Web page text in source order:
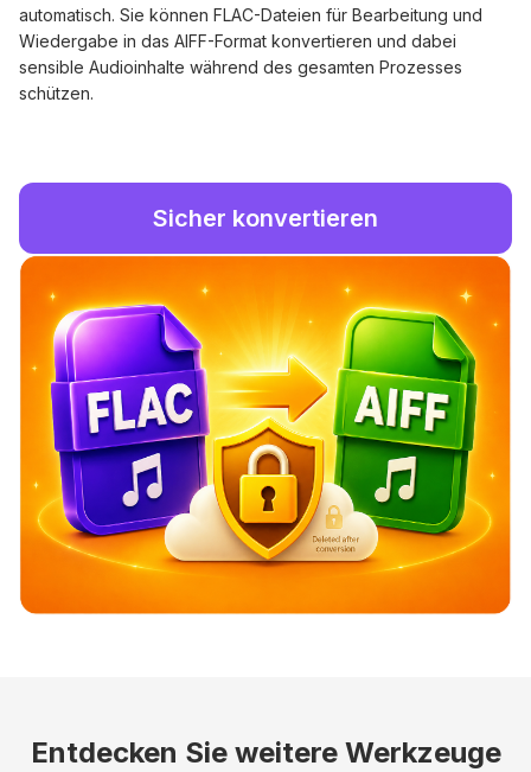
automatisch. Sie können FLAC-Dateien für Bearbeitung und
Wiedergabe in das AIFF-Format konvertieren und dabei
sensible Audioinhalte während des gesamten Prozesses
schützen.
Sicher konvertieren
Entdecken Sie weitere Werkzeuge